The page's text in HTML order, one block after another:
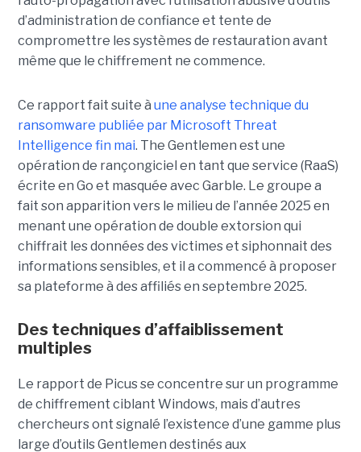
d’administration de confiance et tente de
compromettre les systèmes de restauration avant
même que le chiffrement ne commence.
Ce rapport fait suite à une analyse technique du
ransomware publiée par Microsoft Threat
Intelligence fin mai. The Gentlemen est une
opération de rançongiciel en tant que service (RaaS)
écrite en Go et masquée avec Garble. Le groupe a
fait son apparition vers le milieu de l’année 2025 en
menant une opération de double extorsion qui
chiffrait les données des victimes et siphonnait des
informations sensibles, et il a commencé à proposer
sa plateforme à des affiliés en septembre 2025.
Des techniques d’affaiblissement
multiples
Le rapport de Picus se concentre sur un programme
de chiffrement ciblant Windows, mais d’autres
chercheurs ont signalé l’existence d’une gamme plus
large d’outils Gentlemen destinés aux